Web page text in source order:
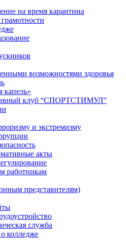
на время карантина
возможностями здоровья
капель»
клуб “СПОРТСТИМУЛ”
и экстремизму
акты
работникам
представителям)
служба
колледже